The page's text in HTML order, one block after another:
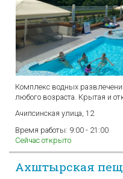
Комплекс водных
любого возраста. Крытая и
Ачипсинская улица, 12
Время работы: 9:00 - 21:00
Сейчас открыто
Ахштырская